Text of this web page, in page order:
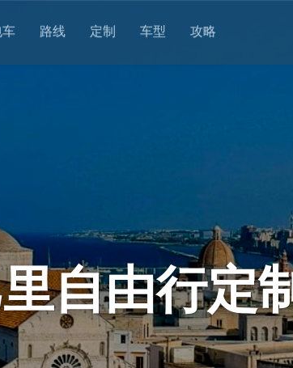
路线 定制 车型 攻略
自由行定